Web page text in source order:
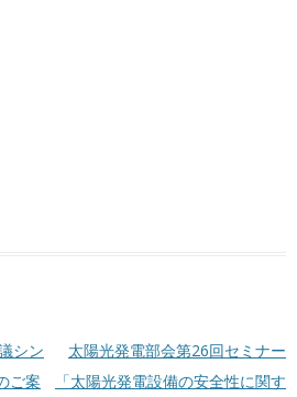
シン
ご案
太陽光発電部会第26回セミナー
「太陽光発電設備の安全性に関す